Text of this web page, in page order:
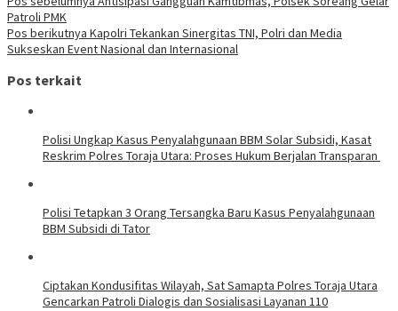
Patroli PMK
Pos berikutnya Kapolri Tekankan Sinergitas TNI, Polri dan Media
Sukseskan Event Nasional dan Internasional
Pos terkait
Polisi Ungkap Kasus Penyalahgunaan BBM Solar Subsidi, Kasat
Reskrim Polres Toraja Utara: Proses Hukum Berjalan Transparan
Polisi Tetapkan 3 Orang Tersangka Baru Kasus Penyalahgunaan
BBM Subsidi di Tator
Ciptakan Kondusifitas Wilayah, Sat Samapta Polres Toraja Utara
Gencarkan Patroli Dialogis dan Sosialisasi Layanan 110